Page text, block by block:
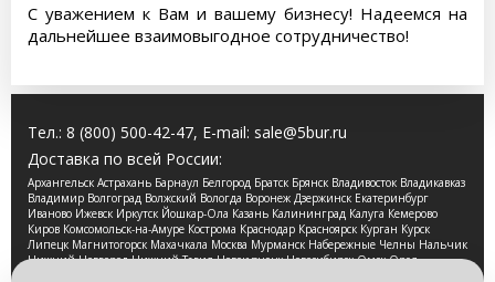
С уважением к Вам и вашему бизнесу! Надеемся на
дальнейшее взаимовыгодное сотрудничество!
Тел.: 8 (800) 500-42-47, E-mail: sale@5bur.ru
Доставка по всей России:
Архангельск Астрахань Барнаул Белгород Братск Брянск Владивосток Владикавказ
Владимир Волгоград Волжский Вологда Воронеж Дзержинск Екатеринбург
Иваново Ижевск Иркутск Йошкар-Ола Казань Калининград Калуга Кемерово
Киров Комсомольск-на-Амуре Кострома Краснодар Красноярск Курган Курск
Липецк Магнитогорск Махачкала Москва Мурманск Набережные Челны Нальчик
Нижний Новгород Нижний Тагил Новокузнецк Новосибирск Омск Орел